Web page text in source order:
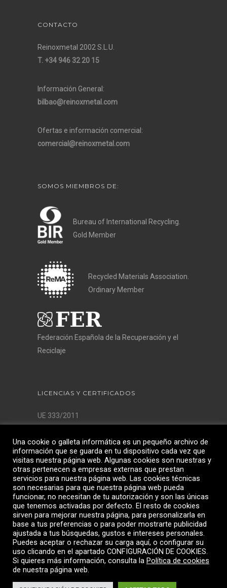
CONTACTO
Reinoxmetal 2002 S.L.U.
T. +34 946 32 20 15
Información General:
bilbao@reinoxmetal.com
Ofertas e información comercial:
comercial@reinoxmetal.com
SOMOS MIEMBROS DE:
Bureau of International Recycling.
Gold Member
Recycled Materials Association.
Ordinary Member
Federación Española de la Recuperación y el
Reciclaje
LICENCIAS Y CERTIFICADOS
UE 333/2011
ISO 9001:2015
ISO 14001:2015
ISO 45.001:2018
Una cookie o galleta informática es un pequeño archivo de
información que se guarda en tu dispositivo cada vez que
visitas nuestra página web. Algunas cookies son nuestras y
otras pertenecen a empresas externas que prestan
servicios para nuestra página web. Las cookies técnicas
son necesarias para que nuestra página web pueda
funcionar, no necesitan de tu autorización y son las únicas
que tenemos activadas por defecto. El resto de cookies
sirven para mejorar nuestra página, para personalizarla en
base a tus preferencias o para poder mostrarte publicidad
ajustada a tus búsquedas, gustos e intereses personales.
Puedes aceptar o rechazar su carga aquí, o configurar su
uso clicando en el apartado CONFIGURACIÓN DE COOKIES.
Si quieres más información, consulta la Política de cookies
de nuestra página web.